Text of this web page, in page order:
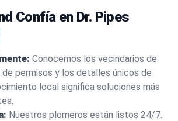
Confía en Dr. Pipes
Conocemos los vecindarios de
de permisos y los detalles únicos de
local significa soluciones más
Nuestros plomeros están listos 24/7.